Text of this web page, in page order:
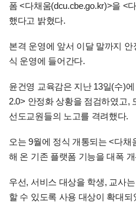
폼 <다채움(dcu.cbe.go.kr)>을 <
했다고 밝혔다.
본격 운영에 앞서 이달 말까지
식 운영에 들어간다.
윤건영 교육감은 지난 13일(수)
2.0> 안정화 상황을 점검하였고,
선도교원들의 노고를 격려했다.
오는 9월에 정식 개통되는 <다채
해 온 기존 플랫폼 기능을 대폭 개
우선, 서비스 대상을 학생, 교사
할 수 있도록 사용 대상이 확대